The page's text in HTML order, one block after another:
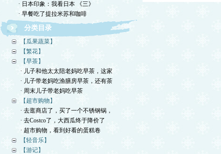
· 日本印象：我看日本 《三》
· 早餐吃了提拉米苏和咖啡
分类目录
【瓜果蔬菜】
【繁花】
【早茶】
· 儿子和他太太陪老妈吃早茶，这家
· 儿子带老妈吃渔膳房早茶，还有茶
· 周末儿子带老妈吃早茶
【超市购物】
· 去逛商店了，买了一个不锈钢锅，
· 去Costco了，大西瓜终于降价了
· 超市购物，看到好看的蛋糕卷
【轻音乐】
【游记】